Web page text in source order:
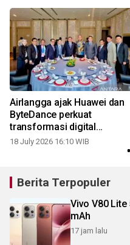
Airlangga ajak Huawei dan
ByteDance perkuat
transformasi digital
Indonesia
18 July 2026 16:10 WIB
Berita Terpopuler
Vivo V80 Lite
mAh
17 jam lalu